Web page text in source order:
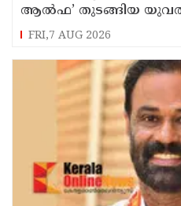
ആൽഫ’ തുടങ്ങിയ
ഭാഗവത്
FRI,7 AUG 2026